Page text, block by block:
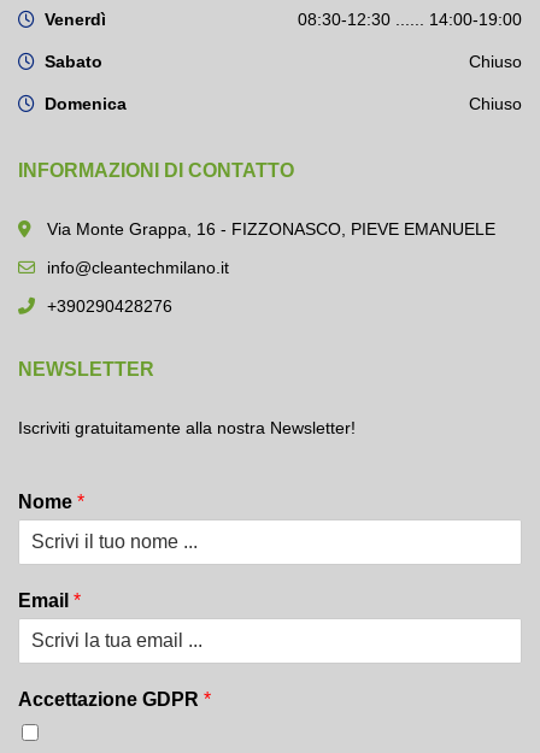
Venerdì 08:30-12:30 ...... 14:00-19:00
Sabato Chiuso
Domenica Chiuso
INFORMAZIONI DI CONTATTO
Via Monte Grappa, 16 - FIZZONASCO, PIEVE EMANUELE
info@cleantechmilano.it
+390290428276
NEWSLETTER
Iscriviti gratuitamente alla nostra Newsletter!
Nome *
Email *
Accettazione GDPR *